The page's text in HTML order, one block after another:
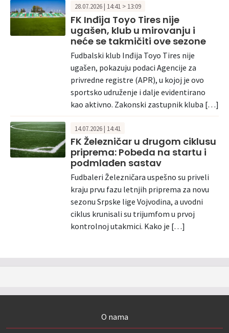
28.07.2026 | 14:41 > 13:09
FK Inđija Toyo Tires nije
ugašen, klub u mirovanju i
neće se takmičiti ove sezone
Fudbalski klub Inđija Toyo Tires nije
ugašen, pokazuju podaci Agencije za
privredne registre (APR), u kojoj je ovo
sportsko udruženje i dalje evidentirano
kao aktivno. Zakonski zastupnik kluba […]
14.07.2026 | 14:41
FK Železničar u drugom ciklusu
priprema: Pobeda na startu i
podmlađen sastav
Fudbaleri Železničara uspešno su priveli
kraju prvu fazu letnjih priprema za novu
sezonu Srpske lige Vojvodina, a uvodni
ciklus krunisali su trijumfom u prvoj
kontrolnoj utakmici. Kako je […]
O nama